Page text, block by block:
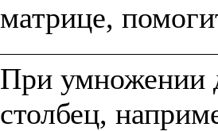
При умножении
столбец,